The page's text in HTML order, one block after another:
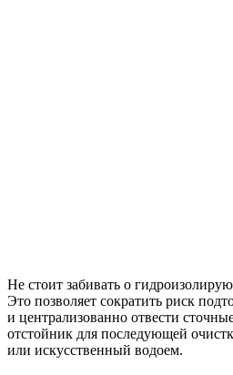
Не стоит забивать о
Это позволяет сократить риск
и централизованно отвести
отстойник для последующей
или искусственный водоем.